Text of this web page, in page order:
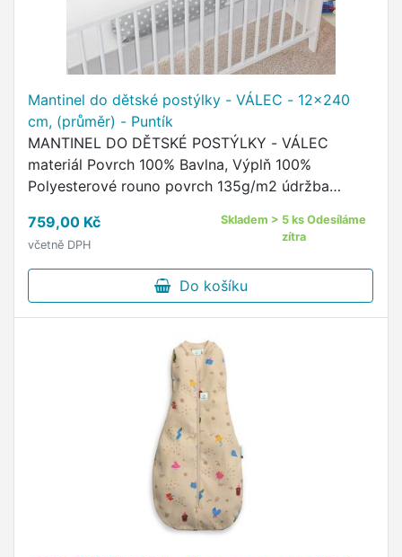
Mantinel do dětské postýlky - VÁLEC - 12x240
cm, (průměr) - Puntík
MANTINEL DO DĚTSKÉ POSTÝLKY - VÁLEC
materiál Povrch 100% Bavlna, Výplň 100%
Polyesterové rouno povrch 135g/m2 údržba
sušičce nedoporučujeme údržba výplně …
759,00 Kč
včetně DPH
Skladem > 5 ks Odesíláme
zítra
Do košíku